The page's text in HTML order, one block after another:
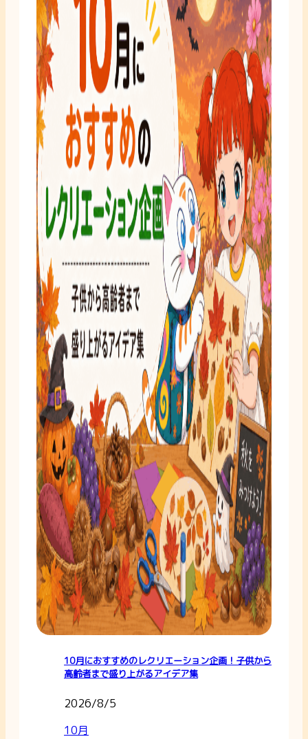
10月におすすめのレクリエーション企画！子供から
高齢者まで盛り上がるアイデア集
2026/8/5
10月